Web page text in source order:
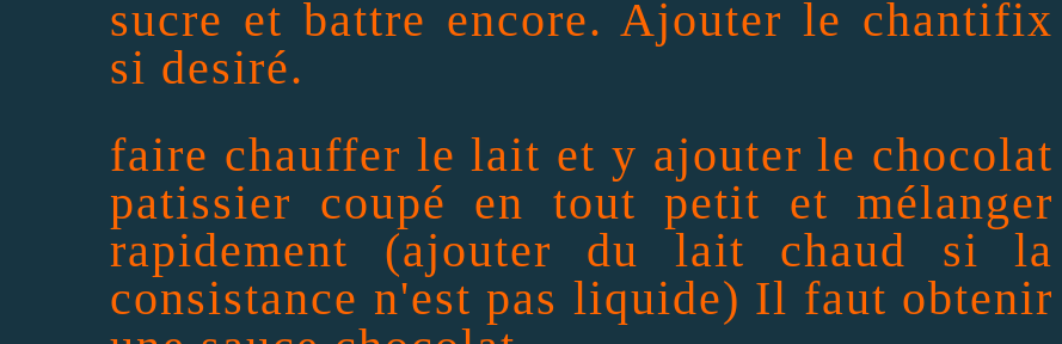
sucre et battre encore. Ajouter le chantifix
si desiré.
faire chauffer le lait et y ajouter le chocolat
patissier coupé en tout petit et mélanger
rapidement (ajouter du lait chaud si la
consistance n'est pas liquide) Il faut obtenir